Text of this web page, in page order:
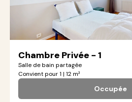
Chambre Privée - 1
Salle de bain partagée
Convient pour 1 | 12 m²
Occupée